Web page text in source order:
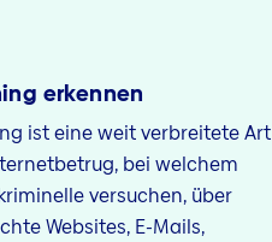
erkennen
ist eine weit verbreitete Art
bei welchem
versuchen, über
Websites, E-Mails,